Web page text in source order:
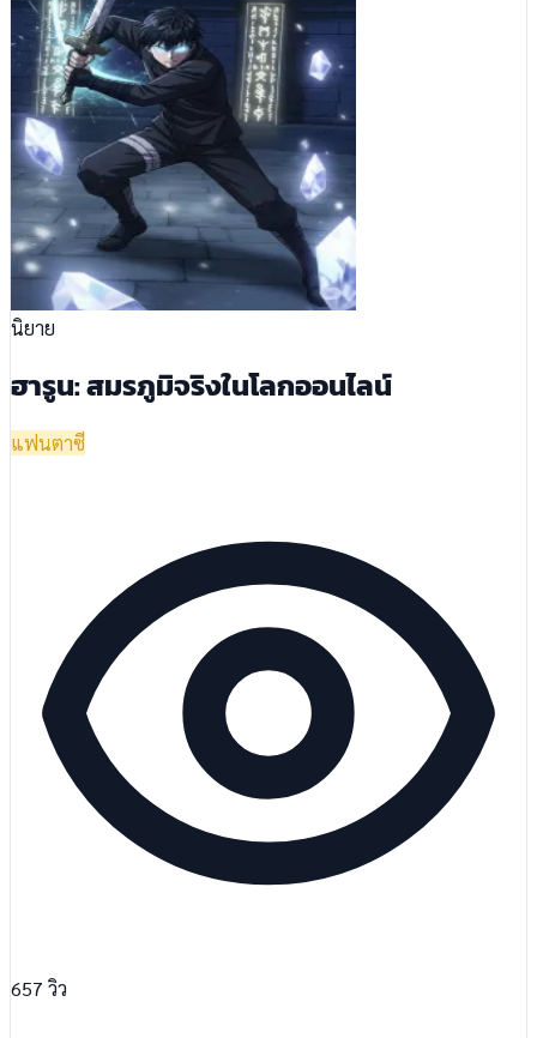
นิยาย
ฮารูน: สมรภูมิจริงในโลกออนไลน์
แฟนตาซี
657 วิว